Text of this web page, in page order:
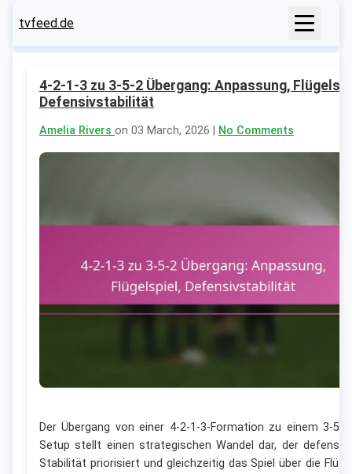
tvfeed.de
4-2-1-3 zu 3-5-2 Übergang: Anpassung,
Defensivstabilität
Amelia Rivers on 03 March, 2026 | No Comments
Der Übergang von einer 4-2-1-3-Formation zu einem 3-5-
Setup stellt einen strategischen Wandel dar, der
Stabilität priorisiert und gleichzeitig das Spiel über die